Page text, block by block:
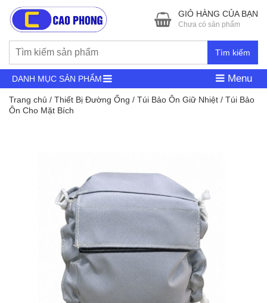
Tìm kiếm
GIỎ HÀNG CỦA BẠN
Chưa có sản phẩm
DANH MỤC SẢN PHẨM Menu
Trang chủ / Thiết Bị Đường Ống / Túi Bảo Ôn Giữ Nhiệt / Túi Bảo
Ôn Cho Mặt Bích